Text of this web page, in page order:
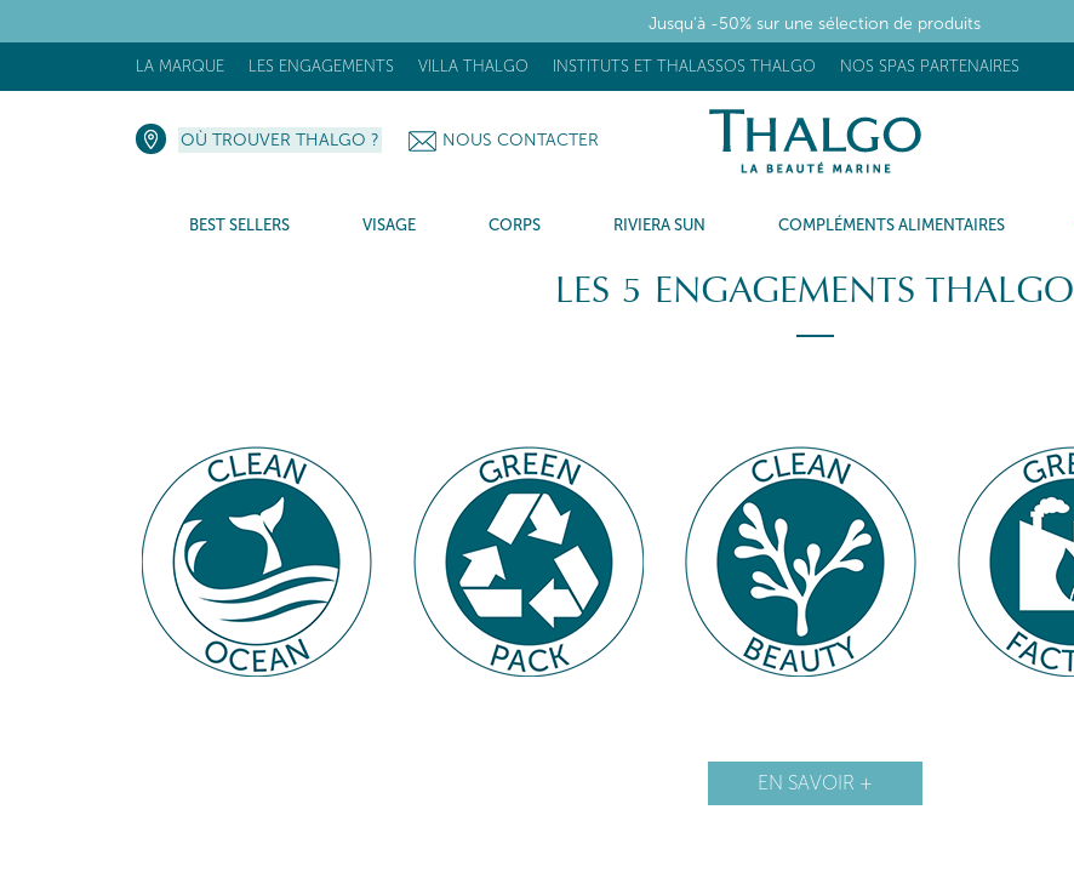
1 Trousse SUMMER OFFERTE dès 79€ d'achat
LA MARQUE LES ENGAGEMENTS VILLA THALGO INSTITUTS ET THALASSOS THALGO NOS SPAS PARTENAIRES
OÙ TROUVER THALGO ? NOUS CONTACTER
BEST SELLERS VISAGE CORPS RIVIERA SUN COMPLÉMENTS ALIMENTAIRES
LES 5 ENGAGEMENTS THALGO
EN SAVOIR +